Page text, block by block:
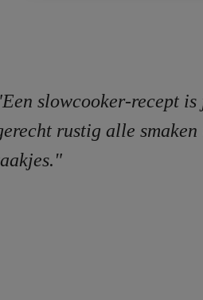
slowcooker-recept
rustig alle